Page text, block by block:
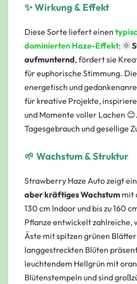
✨ Wirkung & Effekt
Diese Sorte liefert einen
dominierten Haze-Effekt: 🌞
aufmunternd, fördert sie
für euphorische Stimmung.
energetisch und
für kreative Projekte,
und Momente voller Lachen
Tagesgebrauch und gesellige
🌱 Wachstum & Struktur
Strawberry Haze Auto zeigt ein
aber kräftiges Wachstum mit
130 cm Indoor und bis zu 160
Pflanze entwickelt zahlreiche,
Äste mit spitzen grünen
langgestreckten Blüten
leuchtendem Hellgrün mit
Blütenstempeln und sind